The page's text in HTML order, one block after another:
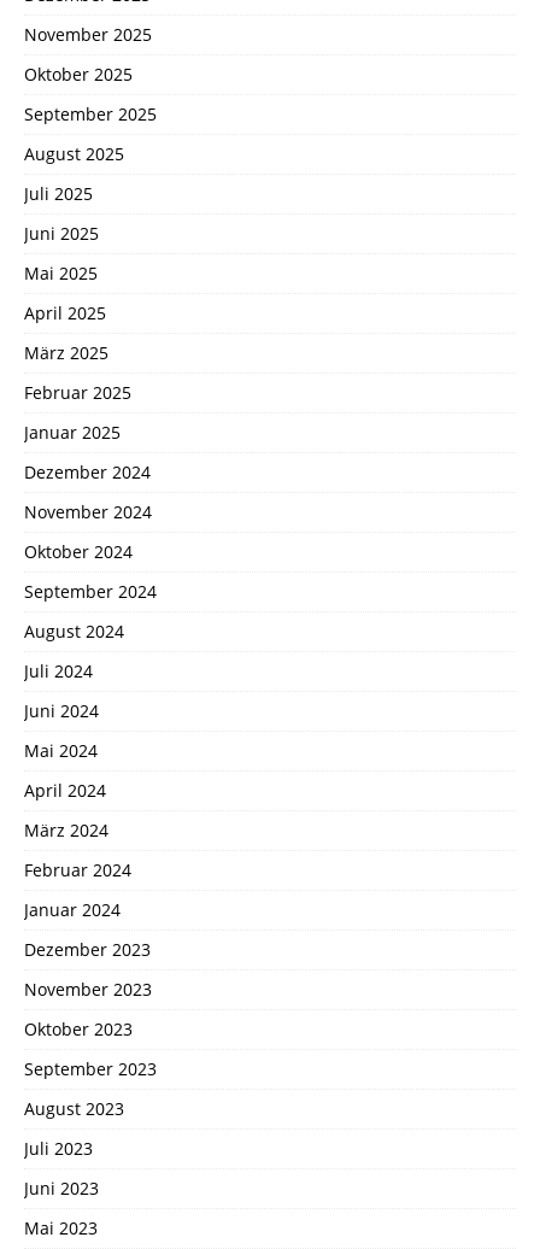
November 2025
Oktober 2025
September 2025
August 2025
Juli 2025
Juni 2025
Mai 2025
April 2025
März 2025
Februar 2025
Januar 2025
Dezember 2024
November 2024
Oktober 2024
September 2024
August 2024
Juli 2024
Juni 2024
Mai 2024
April 2024
März 2024
Februar 2024
Januar 2024
Dezember 2023
November 2023
Oktober 2023
September 2023
August 2023
Juli 2023
Juni 2023
Mai 2023